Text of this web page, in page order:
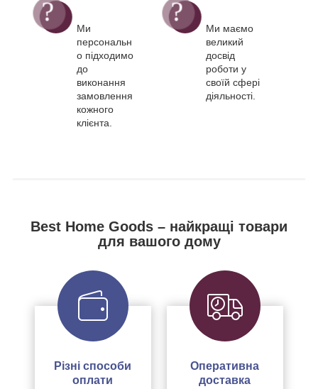
Ми
персональн
о підходимо
до
виконання
замовлення
кожного
клієнта.
Ми маємо
великий
досвід
роботи у
своїй сфері
діяльності.
Best Home Goods – найкращі товари
для вашого дому
Різні способи
оплати
Оперативна
доставка